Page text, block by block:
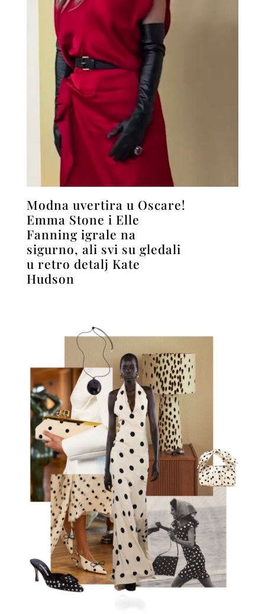
Modna uvertira u Oscare!
Emma Stone i Elle
Fanning igrale na
sigurno, ali svi su gledali
u retro detalj Kate
Hudson